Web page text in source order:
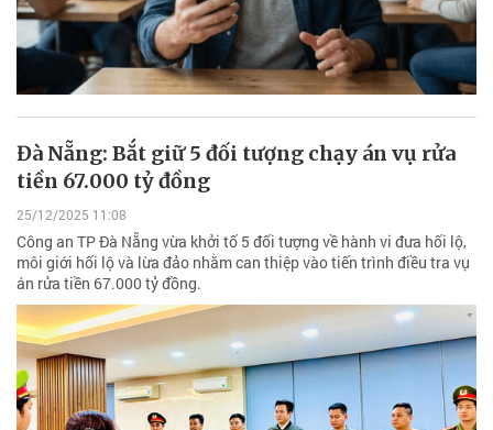
Đà Nẵng: Bắt giữ 5 đối tượng chạy án vụ rửa
tiền 67.000 tỷ đồng
25/12/2025 11:08
Công an TP Đà Nẵng vừa khởi tố 5 đối tượng về hành vi đưa hối lộ,
môi giới hối lộ và lừa đảo nhằm can thiệp vào tiến trình điều tra vụ
án rửa tiền 67.000 tỷ đồng.